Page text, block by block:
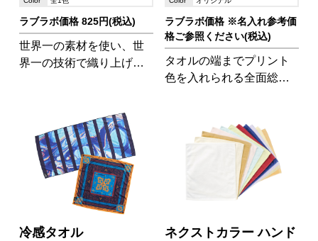
ラブラボ価格 825円(税込)
世界一の素材を使い、世
界一の技術で織り上げ
ラブラボ価格 ※名入れ参考価
格ご参照ください(税込)
タオルの端までプリント
色を入れられる全面総ベ
冷感タオル
ネクストカラー ハンド